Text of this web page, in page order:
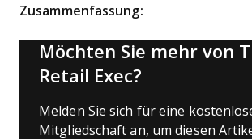
Zusammenfassung:
Möchten Sie mehr von
Retail Exec?
Melden Sie sich für eine
Mitgliedschaft an, um diesen